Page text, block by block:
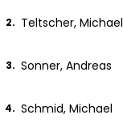
2. Teltscher, Michael
3. Sonner, Andreas
4. Schmid, Michael